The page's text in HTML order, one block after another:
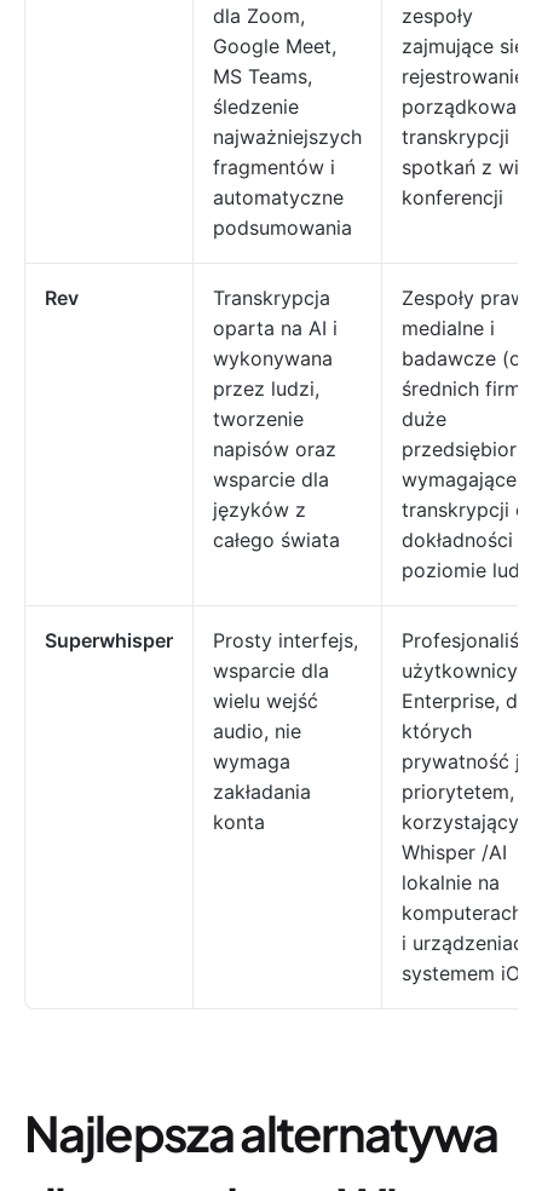
dla Zoom,
Google Meet,
MS Teams,
śledzenie
najważniejszych
fragmentów i
automatyczne
podsumowania
zespoły
zajmujące się
transkrypcji
spotkań z
konferencji
Rev
Transkrypcja
oparta na AI i
wykonywana
przez ludzi,
tworzenie
napisów oraz
wsparcie dla
języków z
całego świata
Zespoły
medialne i
badawcze (od
średnich firm
duże
wymagające
transkrypcji o
dokładności na
poziomie
Superwhisper
Prosty interfejs,
wsparcie dla
wielu wejść
audio, nie
wymaga
zakładania
konta
Profesjonaliści
użytkownicy
Enterprise, dla
których
prywatność
priorytetem,
korzystający z
Whisper /AI
lokalnie na
komputerach
i urządzeniach
systemem iOS
Najlepsza alternatywa